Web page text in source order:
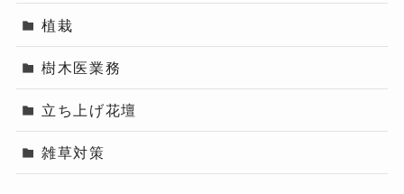
植栽
樹木医業務
立ち上げ花壇
雑草対策